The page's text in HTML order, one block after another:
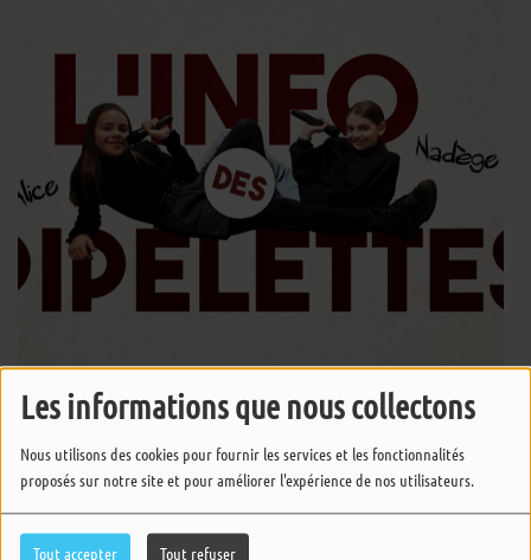
Les informations que nous collectons
Nous utilisons des cookies pour fournir les services et les fonctionnalités
proposés sur notre site et pour améliorer l'expérience de nos utilisateurs.
Tout accepter Tout refuser
Rendez-vous chaque mercredi à 17h pour L'info des Pipelettes ! Nadège
et Alice vous retrouvent avec quelques info people, des rendez-vous, de
la musique et leur bonne humeur !